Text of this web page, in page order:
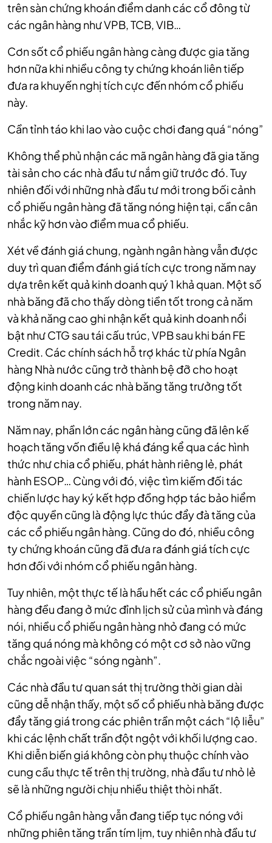
trên sàn chứng khoán điểm danh các cổ đông từ
các ngân hàng như VPB, TCB, VIB…
Cơn sốt cổ phiếu ngân hàng càng được gia tăng
hơn nữa khi nhiều công ty chứng khoán liên tiếp
đưa ra khuyến nghị tích cực đến nhóm cổ phiếu
này.
Cần tỉnh táo khi lao vào cuộc chơi đang quá “nóng”
Không thể phủ nhận các mã ngân hàng đã gia tăng
tài sản cho các nhà đầu tư nắm giữ trước đó. Tuy
nhiên đối với những nhà đầu tư mới trong bối cảnh
cổ phiếu ngân hàng đã tăng nóng hiện tại, cần cân
nhắc kỹ hơn vào điểm mua cổ phiếu.
Xét về đánh giá chung, ngành ngân hàng vẫn được
duy trì quan điểm đánh giá tích cực trong năm nay
dựa trên kết quả kinh doanh quý 1 khả quan. Một số
nhà băng đã cho thấy dòng tiền tốt trong cả năm
và khả năng cao ghi nhận kết quả kinh doanh nổi
bật như CTG sau tái cấu trúc, VPB sau khi bán FE
Credit. Các chính sách hỗ trợ khác từ phía Ngân
hàng Nhà nước cũng trở thành bệ đỡ cho hoạt
động kinh doanh các nhà băng tăng trưởng tốt
trong năm nay.
Năm nay, phần lớn các ngân hàng cũng đã lên kế
hoạch tăng vốn điều lệ khá đáng kể qua các hình
thức như chia cổ phiếu, phát hành riêng lẻ, phát
hành ESOP… Cùng với đó, việc tìm kiếm đối tác
chiến lược hay ký kết hợp đồng hợp tác bảo hiểm
độc quyền cũng là động lực thúc đẩy đà tăng của
các cổ phiếu ngân hàng. Cũng do đó, nhiều công
ty chứng khoán cũng đã đưa ra đánh giá tích cực
hơn đối với nhóm cổ phiếu ngân hàng.
Tuy nhiên, một thực tế là hầu hết các cổ phiếu ngân
hàng đều đang ở mức đỉnh lịch sử của mình và đáng
nói, nhiều cổ phiếu ngân hàng nhỏ đang có mức
tăng quá nóng mà không có một cơ sở nào vững
chắc ngoài việc “sóng ngành”.
Các nhà đầu tư quan sát thị trường thời gian dài
cũng dễ nhận thấy, một số cổ phiếu nhà băng được
đẩy tăng giá trong các phiên trần một cách “lộ liễu”
khi các lệnh chất trần đột ngột với khối lượng cao.
Khi diễn biến giá không còn phụ thuộc chính vào
cung cầu thực tế trên thị trường, nhà đầu tư nhỏ lẻ
sẽ là những người chịu nhiều thiệt thòi nhất.
Cổ phiếu ngân hàng vẫn đang tiếp tục nóng với
những phiên tăng trần tím lịm, tuy nhiên nhà đầu tư